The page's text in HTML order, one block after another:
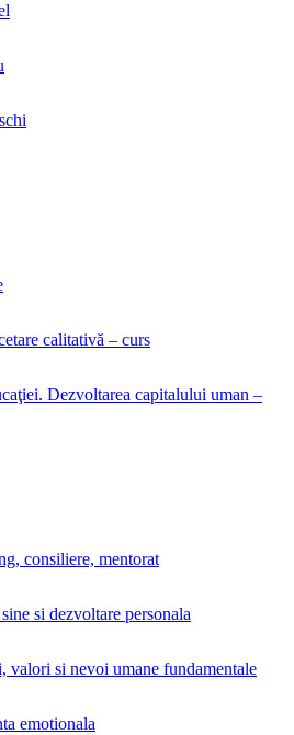
calitativă – curs
Dezvoltarea capitalului uman –
consiliere, mentorat
si dezvoltare personala
valori si nevoi umane fundamentale
emotionala